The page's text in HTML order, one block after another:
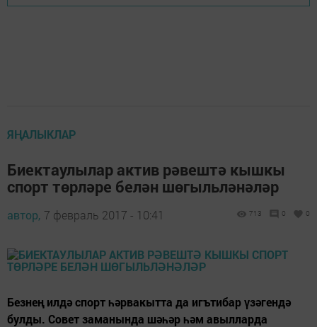
ЯҢАЛЫКЛАР
Биектаулылар актив рәвештә кышкы
спорт төрләре белән шөгыльләнәләр
автор, 7 февраль 2017 - 10:41 713 0 0
Безнең илдә спорт һәрвакытта да игътибар үзәгендә
булды. Совет заманында шәһәр һәм авылларда